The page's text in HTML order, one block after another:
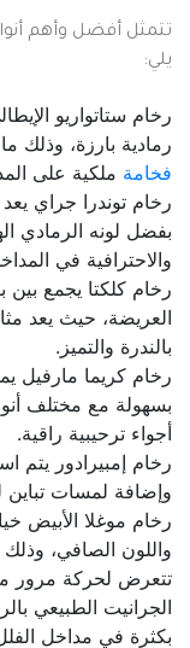
تتمثل أفضل وأهم
يلي:
رخام ستاتواريو
رمادية بارزة، وذلك
فخامة ملكية على
رخام توندرا جراي
بفضل لونه الرمادي
والاحترافية في
رخام كلكتا يجمع بين
العريضة، حيث يعد
بالندرة والتميز.
رخام كريما مارفيل
بسهولة مع مختلف
أجواء ترحيبية راقية.
رخام إمبيرادور يتم
وإضافة لمسات تباين
رخام موغلا الأبيض
واللون الصافي،
تتعرض لحركة مرور
الجرانيت الطبيعي
بكثرة في مداخل الفلل